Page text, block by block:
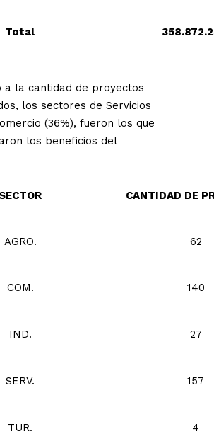
Total
a la cantidad de proyectos
los sectores de Servicios
(36%), fueron los que
los beneficios del
CANTIDAD DE
AGRO. 62
COM. 140
IND. 27
SERV. 157
TUR. 4